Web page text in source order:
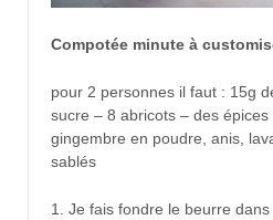
Compotée minute à
pour 2 personnes il faut : 15g
sucre – 8 abricots – des
gingembre en poudre, anis,
sablés
1. Je fais fondre le beurre